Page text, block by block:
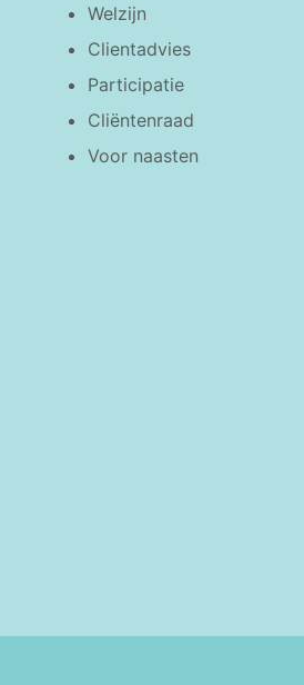
Welzijn
Clientadvies
Participatie
Cliëntenraad
Voor naasten